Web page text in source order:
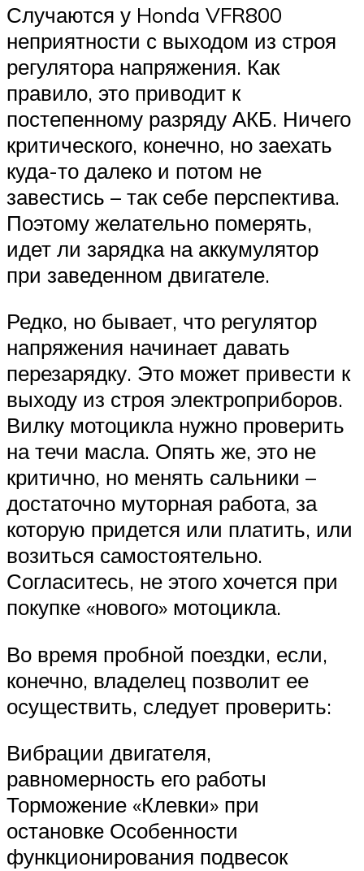
Случаются у Honda VFR800
неприятности с выходом из строя
регулятора напряжения. Как
правило, это приводит к
постепенному разряду АКБ. Ничего
критического, конечно, но заехать
куда-то далеко и потом не
завестись – так себе перспектива.
Поэтому желательно померять,
идет ли зарядка на аккумулятор
при заведенном двигателе.
Редко, но бывает, что регулятор
напряжения начинает давать
перезарядку. Это может привести к
выходу из строя электроприборов.
Вилку мотоцикла нужно проверить
на течи масла. Опять же, это не
критично, но менять сальники –
достаточно муторная работа, за
которую придется или платить, или
возиться самостоятельно.
Согласитесь, не этого хочется при
покупке «нового» мотоцикла.
Во время пробной поездки, если,
конечно, владелец позволит ее
осуществить, следует проверить:
Вибрации двигателя,
равномерность его работы
Торможение «Клевки» при
остановке Особенности
функционирования подвесок